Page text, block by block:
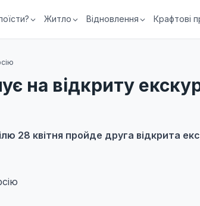
Житло Відновлення Крафтові
на відкриту
28 квітня пройде друга відкрита